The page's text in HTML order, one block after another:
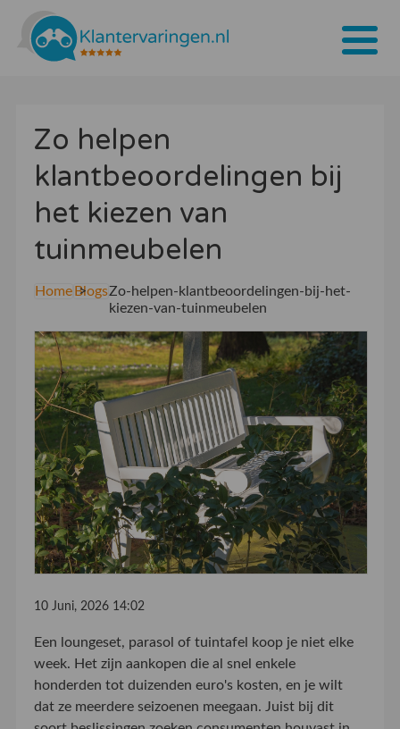
Tarieven
Bedrijven
Over ons
Blogs
Contact
Bedrijf aanmelden
Inloggen
Zo helpen
klantbeoordelingen bij
het kiezen van
tuinmeubelen
Home BlogsZo-helpen-klantbeoordelingen-bij-het-
kiezen-van-tuinmeubelen
10 Juni, 2026 14:02
Een loungeset, parasol of tuintafel koop je niet elke
week. Het zijn aankopen die al snel enkele
honderden tot duizenden euro's kosten, en je wilt
dat ze meerdere seizoenen meegaan. Juist bij dit